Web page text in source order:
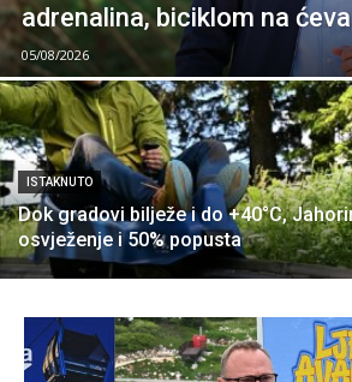
adrenalina, biciklom na
05/08/2026
ISTAKNUTO
Dok gradovi bilježe i do +40°C,
osvježenje i 50% popusta